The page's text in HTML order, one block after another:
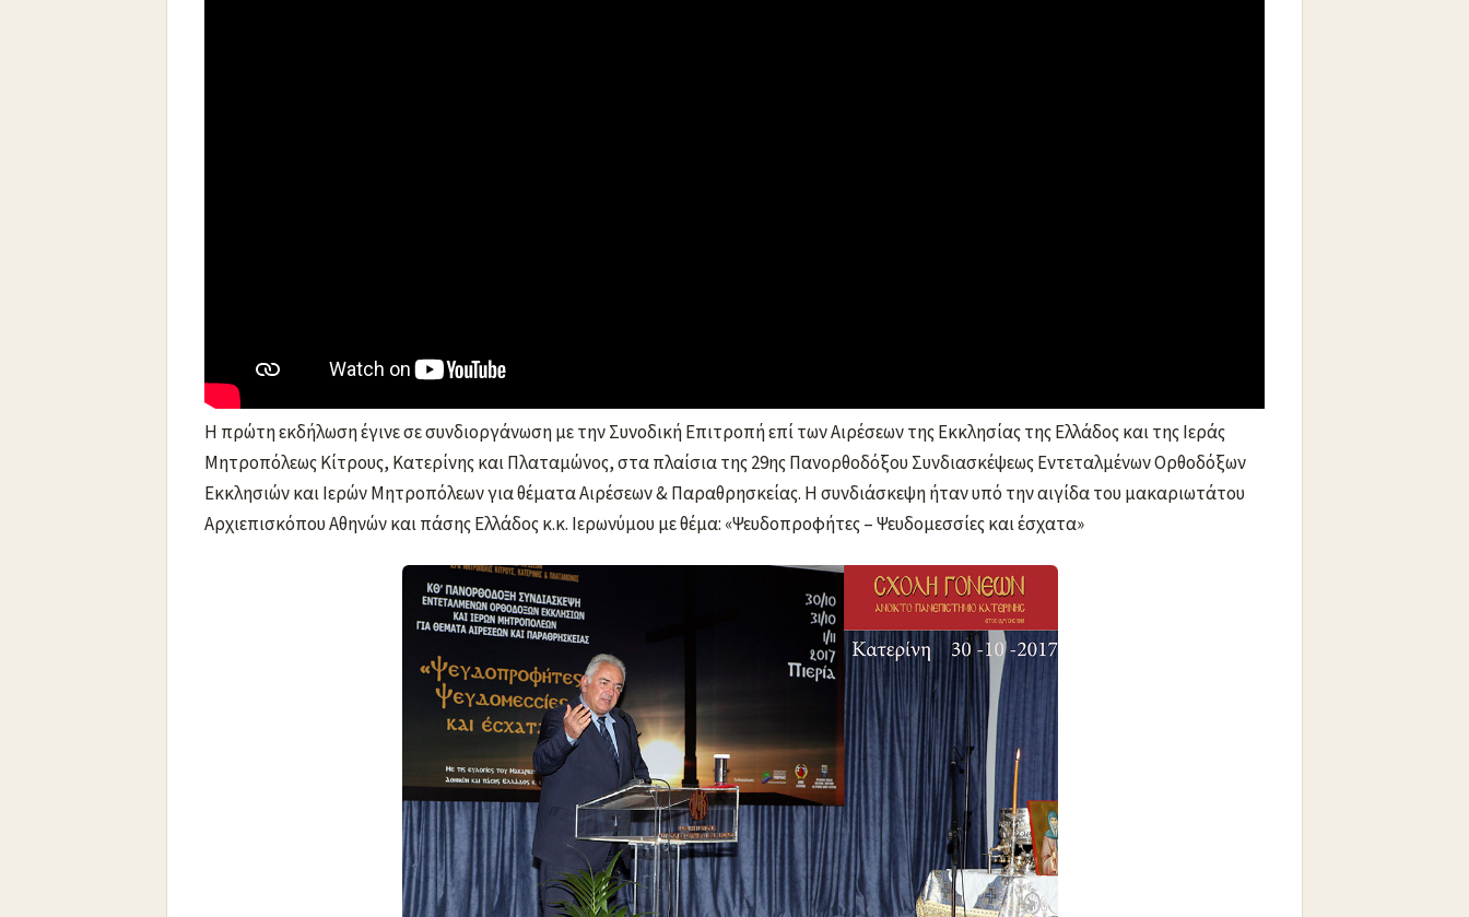
Η πρώτη εκδήλωση έγινε σε συνδιοργάνωση με την Συνοδική Επιτροπή επί των Αιρέσεων της Εκκλησίας της Ελλάδος και της Ιεράς
Μητροπόλεως Κίτρους, Κατερίνης και Πλαταμώνος, στα πλαίσια της 29ης Πανορθοδόξου Συνδιασκέψεως Εντεταλμένων Ορθοδόξων
Εκκλησιών και Ιερών Μητροπόλεων για θέματα Αιρέσεων & Παραθρησκείας. Η συνδιάσκεψη ήταν υπό την αιγίδα του μακαριωτάτου
Αρχιεπισκόπου Αθηνών και πάσης Ελλάδος κ.κ. Ιερωνύμου με θέμα: «Ψευδοπροφήτες – Ψευδομεσσίες και έσχατα»